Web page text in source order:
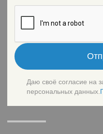
Даю своё согласие на
персональных данных.